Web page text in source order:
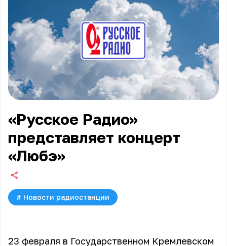
«Русское Радио»
представляет концерт
«Любэ»
# Новости радиостанции
23 февраля в Государственном Кремлевском